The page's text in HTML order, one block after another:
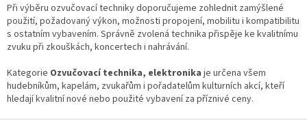
Při výběru ozvučovací techniky doporučujeme zohlednit zamýšlené
použití, požadovaný výkon, možnosti propojení, mobilitu i kompatibilitu
s ostatním vybavením. Správně zvolená technika přispěje ke kvalitnímu
zvuku při zkouškách, koncertech i nahrávání.
Kategorie Ozvučovací technika, elektronika je určena všem
hudebníkům, kapelám, zvukařům i pořadatelům kulturních akcí, kteří
hledají kvalitní nové nebo použité vybavení za příznivé ceny.